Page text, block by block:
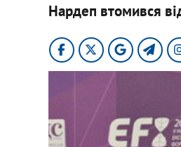
Нардеп втомився